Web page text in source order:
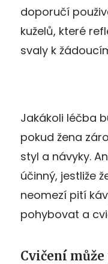
doporučí
kuželů, které
svaly k
Jakákoli léčba
pokud žena
styl a návyky.
účinný, jestliže
neomezí pití
pohybovat a
Cvičení